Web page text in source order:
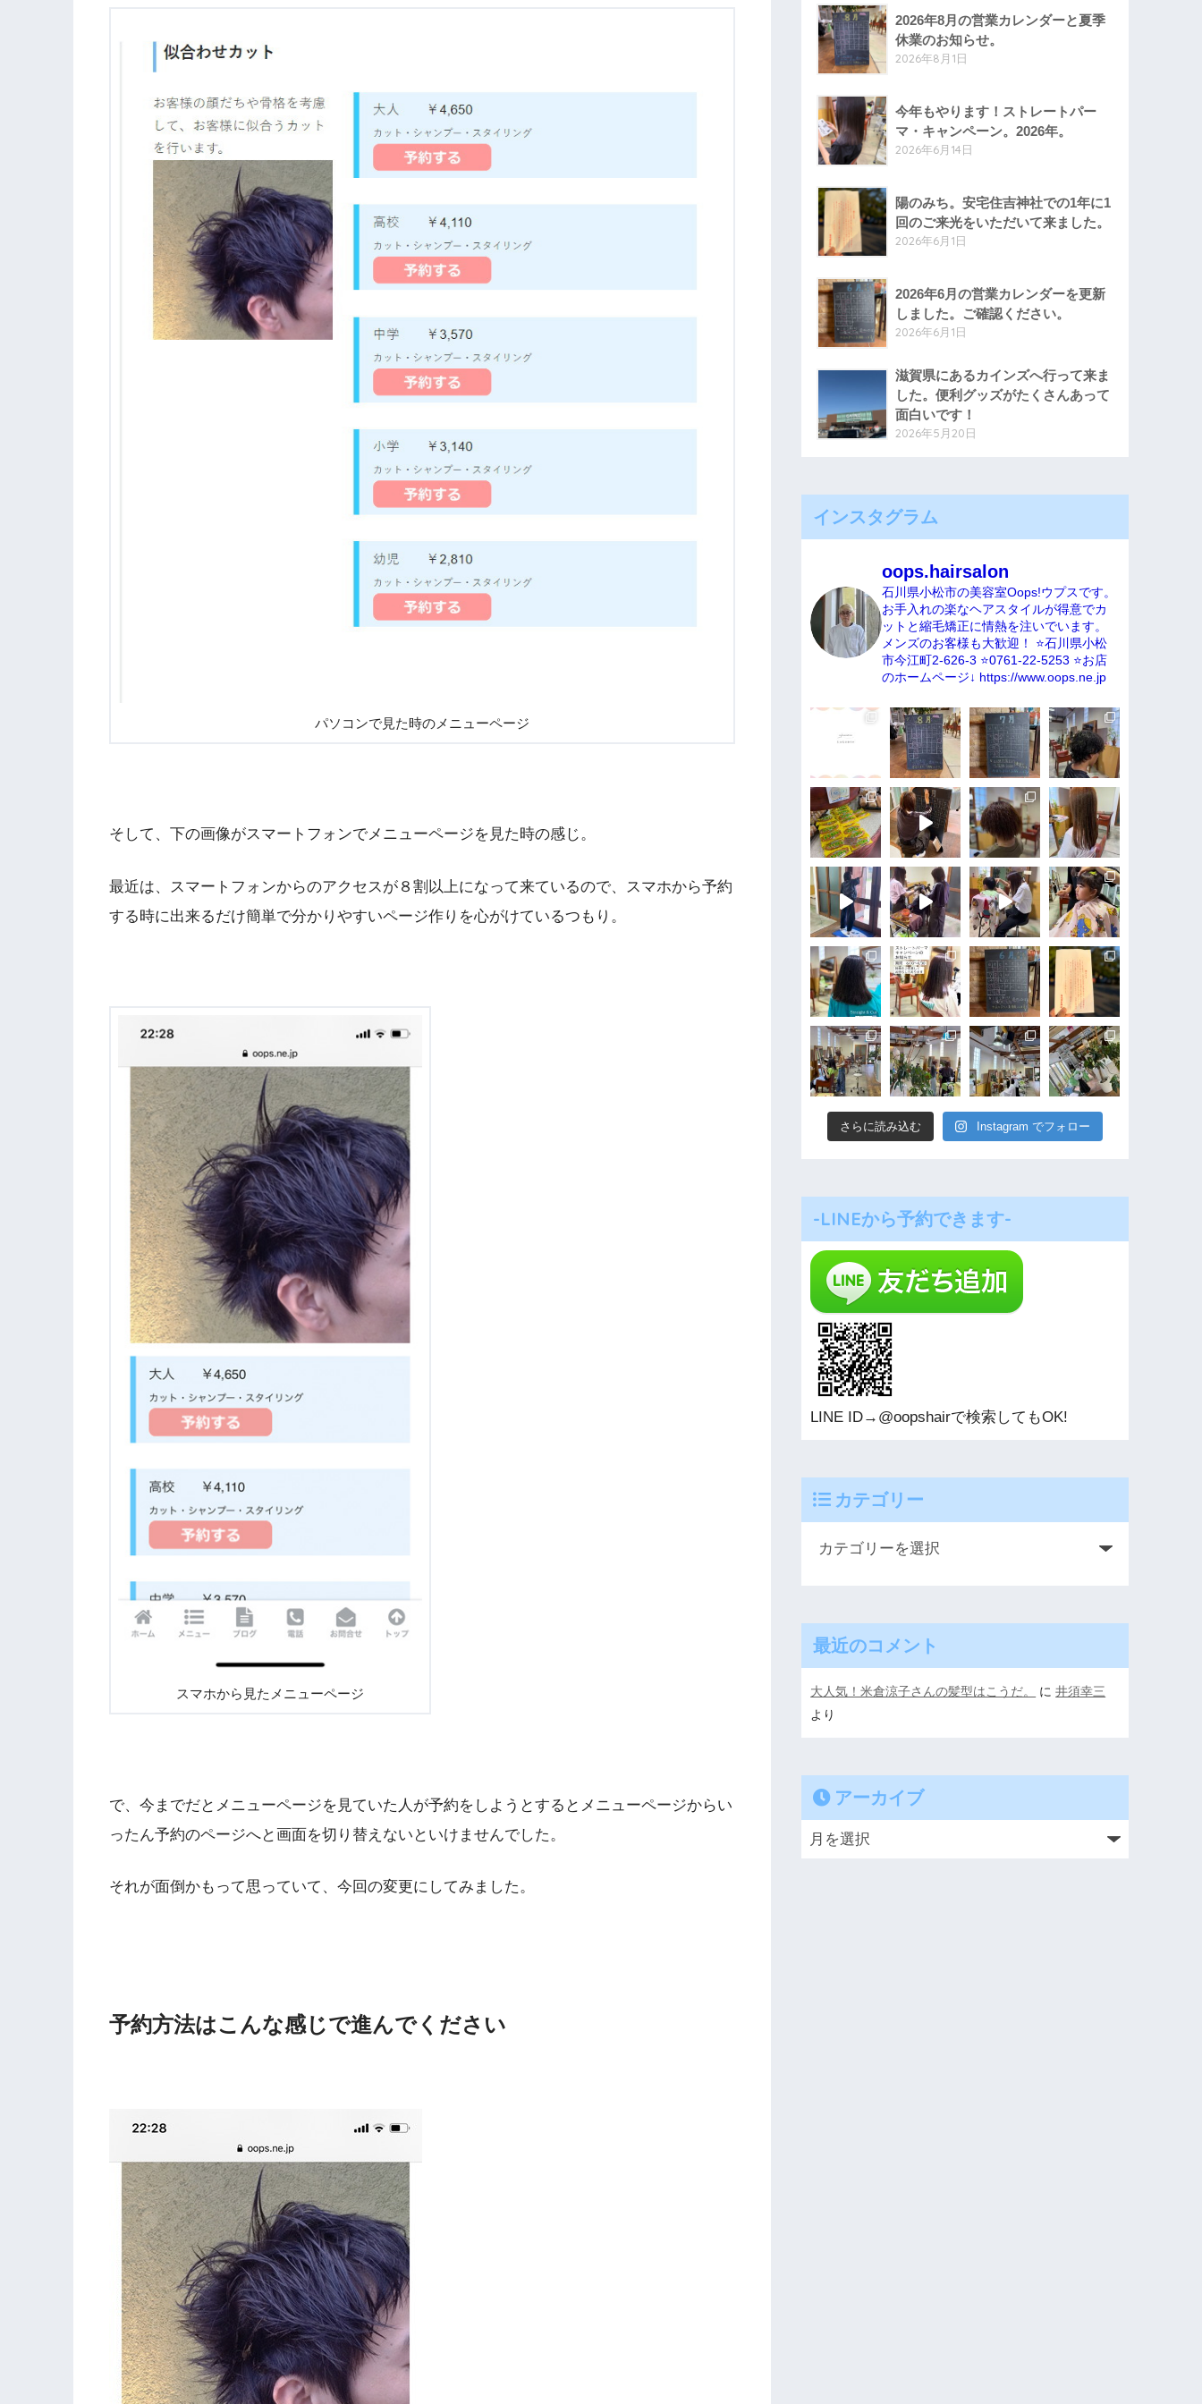
パソコンで見た時のメニューページ
そして、下の画像がスマートフォンでメニューページを見た時の感じ。
最近は、スマートフォンからのアクセスが８割以上になって来ているので、スマホから予約
する時に出来るだけ簡単で分かりやすいページ作りを心がけているつもり。
スマホから見たメニューページ
で、今までだとメニューページを見ていた人が予約をしようとするとメニューページからい
ったん予約のページへと画面を切り替えないといけませんでした。
それが面倒かもって思っていて、今回の変更にしてみました。
予約方法はこんな感じで進んでください
2026年8月の営業カレンダーと夏季
休業のお知らせ。
2026年8月1日
今年もやります！ストレートパー
マ・キャンペーン。2026年。
2026年6月14日
陽のみち。安宅住吉神社での1年に1
回のご来光をいただいて来ました。
2026年6月1日
2026年6月の営業カレンダーを更新
しました。ご確認ください。
2026年6月1日
滋賀県にあるカインズへ行って来ま
した。便利グッズがたくさんあって
面白いです！
2026年5月20日
インスタグラム
oops.hairsalon
石川県小松市の美容室Oops!ウプスです。
お手入れの楽なヘアスタイルが得意でカ
ットと縮毛矯正に情熱を注いでいます。
メンズのお客様も大歓迎！
⭐️石川県小松
市今江町2-626-3 ⭐️0761-22-5253 ⭐️お店
のホームページ↓ https://www.oops.ne.jp
さらに読み込む Instagram でフォロー
-LINEから予約できます-
LINE ID→@oopshairで検索してもOK!
カテゴリー
最近のコメント
大人気！米倉涼子さんの髪型はこうだ。 に井須幸三
より
アーカイブ